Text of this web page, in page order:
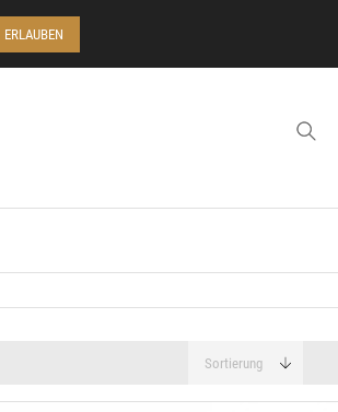
ERLAUBEN